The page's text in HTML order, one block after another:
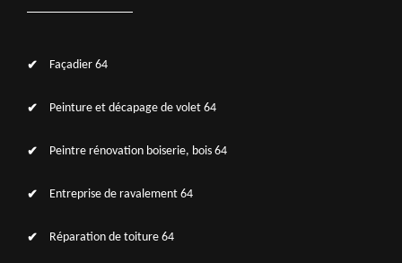
Façadier 64
Peinture et décapage de volet 64
Peintre rénovation boiserie, bois 64
Entreprise de ravalement 64
Réparation de toiture 64